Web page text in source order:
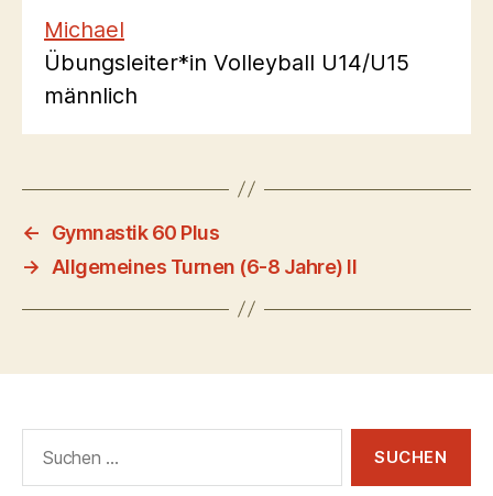
Michael
Übungsleiter*in Volleyball U14/U15
männlich
←
Gymnastik 60 Plus
→
Allgemeines Turnen (6-8 Jahre) II
nach: